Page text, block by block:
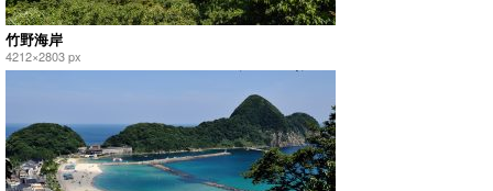
竹野海岸
4212×2803 px